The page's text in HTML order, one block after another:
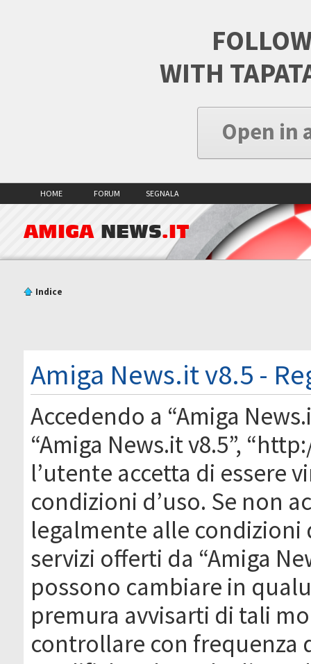
WITH
Open in
HOME FORUM SEGNALA
AMIGA NEWS.IT
Indice
Amiga News.it v8.5 -
Accedendo a “Amiga
“Amiga News.it v8.5”,
l’utente accetta di essere
condizioni d’uso. Se non
legalmente alle condizioni
servizi offerti da “Amiga
possono cambiare in
premura avvisarti di tali
controllare con frequenza